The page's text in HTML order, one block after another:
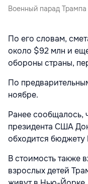
Военный парад
По его словам,
около $92 млн и
обороны страны,
По
ноябре.
Ранее сообщалось,
президента США
обходится бюджету
В стоимость также
взрослых детей